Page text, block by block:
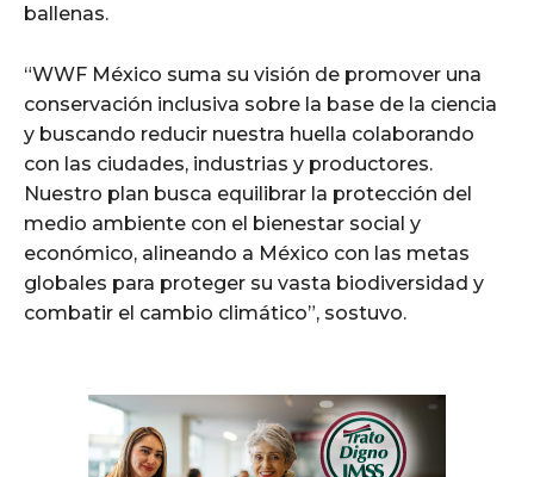
ballenas.
“WWF México suma su visión de promover una
conservación inclusiva sobre la base de la ciencia
y buscando reducir nuestra huella colaborando
con las ciudades, industrias y productores.
Nuestro plan busca equilibrar la protección del
medio ambiente con el bienestar social y
económico, alineando a México con las metas
globales para proteger su vasta biodiversidad y
combatir el cambio climático”, sostuvo.